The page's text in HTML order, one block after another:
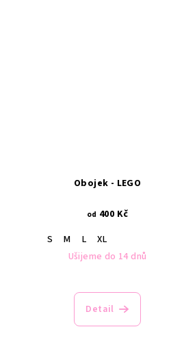
Obojek - LEGO
od 400 Kč
S
M L
XL
Ušijeme do 14 dnů
Detail